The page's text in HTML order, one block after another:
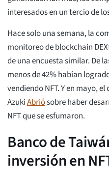
interesados en un tercio de
Hace solo una semana, la
monitoreo de blockchain
de una encuesta similar. De
menos de 42% habían
vendiendo NFT. Y en mayo,
AzukiAbriósobre haber
NFT que se esfumaron.
Banco de
inversión en